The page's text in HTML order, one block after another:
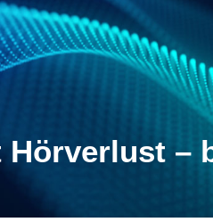
Hörverlust –